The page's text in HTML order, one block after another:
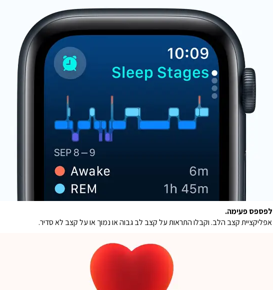
פעימה.
קצב הלב. וקבלו התראות על קצב לב גבוה או נמוך או על קצב לא סדיר.